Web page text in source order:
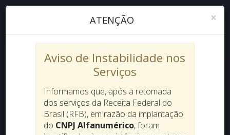
×
ATENÇÃO
Aviso de Instabilidade nos
Serviços
Informamos que, após a retomada
dos serviços da Receita Federal do
Brasil (RFB), em razão da implantação
do CNPJ Alfanumérico, foram